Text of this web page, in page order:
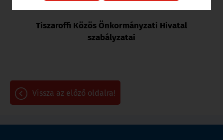
Tiszaroffi Közös Önkormányzati Hivatal
szabályzatai
vissza az előző oldalra!